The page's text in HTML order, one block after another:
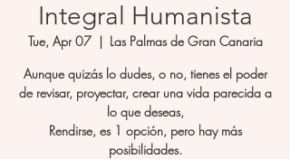
Integral Humanista
Tue, Apr 07
  |
Las Palmas de Gran Canaria
Aunque quizás lo dudes, o no, tienes el poder
de revisar, proyectar, crear una vida parecida a
lo que deseas,
Rendirse, es 1 opción, pero hay más
posibilidades.